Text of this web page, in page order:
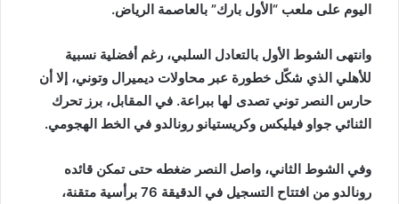
اليوم على ملعب “الأول بارك” بالعاصمة الرياض.
وانتهى الشوط الأول بالتعادل السلبي، رغم أفضلية نسبية
للأهلي الذي شكّل خطورة عبر محاولات ديميرال وتوني، إلا أن
حارس النصر توني تصدى لها ببراعة. في المقابل، برز تحرك
الثنائي جواو فيليكس وكريستيانو رونالدو في الخط الهجومي.
وفي الشوط الثاني، واصل النصر ضغطه حتى تمكن قائده
رونالدو من افتتاح التسجيل في الدقيقة 76 برأسية متقنة،